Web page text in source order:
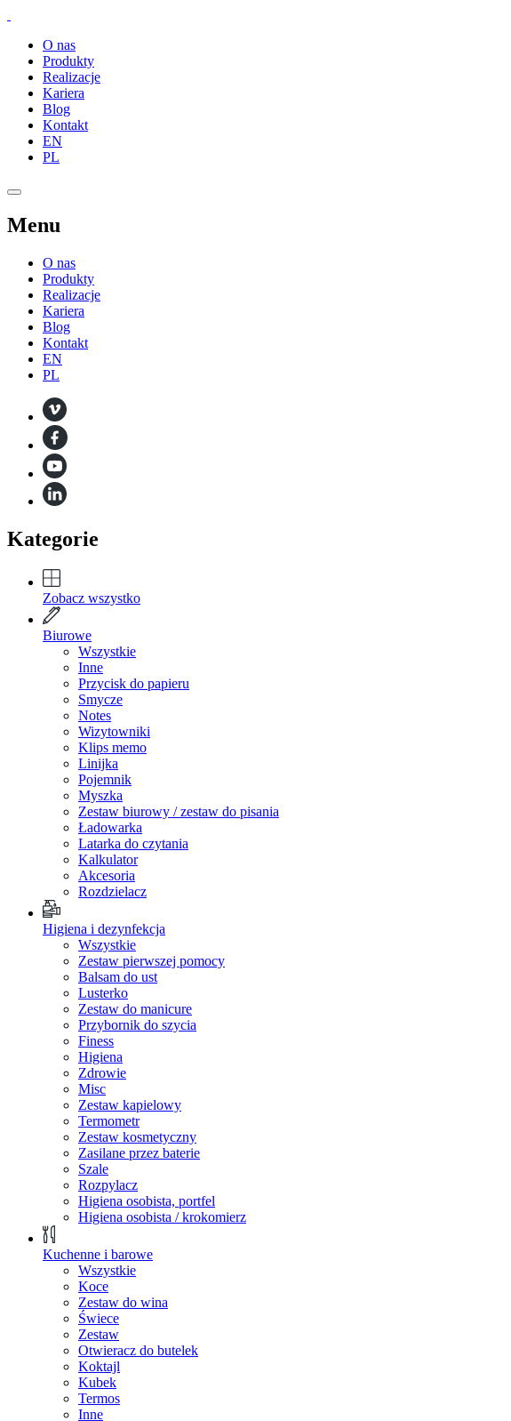
O nas
Produkty
Realizacje
Kariera
Blog
Kontakt
EN
PL
Menu
O nas
Produkty
Realizacje
Kariera
Blog
Kontakt
EN
PL
Kategorie
Zobacz wszystko
Biurowe
Wszystkie
Inne
Przycisk do papieru
Smycze
Notes
Wizytowniki
Klips memo
Linijka
Pojemnik
Myszka
Zestaw biurowy / zestaw do pisania
Ładowarka
Latarka do czytania
Kalkulator
Akcesoria
Rozdzielacz
Higiena i dezynfekcja
Wszystkie
Zestaw pierwszej pomocy
Balsam do ust
Lusterko
Zestaw do manicure
Przybornik do szycia
Finess
Higiena
Zdrowie
Misc
Zestaw kapielowy
Termometr
Zestaw kosmetyczny
Zasilane przez baterie
Szale
Rozpylacz
Higiena osobista, portfel
Higiena osobista / krokomierz
Kuchenne i barowe
Wszystkie
Koce
Zestaw do wina
Świece
Zestaw
Otwieracz do butelek
Koktajl
Kubek
Termos
Inne